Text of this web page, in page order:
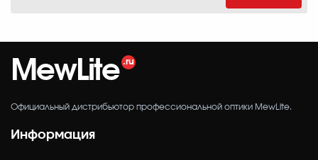
MewLite
Официальный дистрибьютор профессиональной оптики MewLite.
Информация